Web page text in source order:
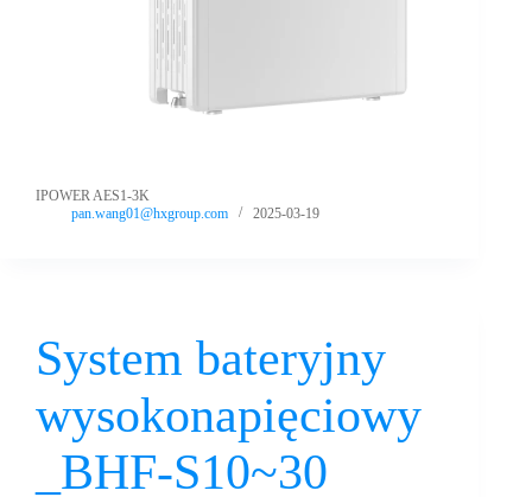
IPOWER AES1-3K
pan.wang01@hxgroup.com
2025-03-19
System bateryjny
wysokonapięciowy
_BHF-S10~30